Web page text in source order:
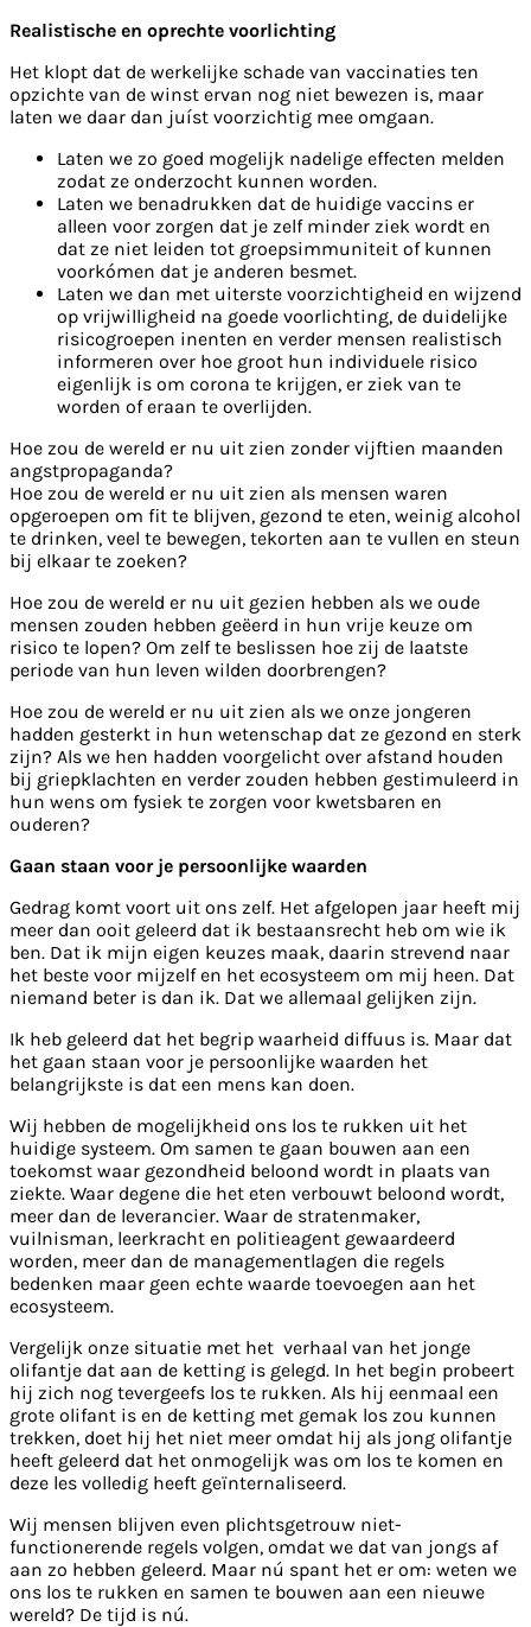
Realistische en oprechte voorlichting
Het klopt dat de werkelijke schade van vaccinaties ten
opzichte van de winst ervan nog niet bewezen is, maar
laten we daar dan juíst voorzichtig mee omgaan.
Laten we zo goed mogelijk nadelige effecten melden
zodat ze onderzocht kunnen worden.
Laten we benadrukken dat de huidige vaccins er
alleen voor zorgen dat je zelf minder ziek wordt en
dat ze niet leiden tot groepsimmuniteit of kunnen
voorkómen dat je anderen besmet.
Laten we dan met uiterste voorzichtigheid en wijzend
op vrijwilligheid na goede voorlichting, de duidelijke
risicogroepen inenten en verder mensen realistisch
informeren over hoe groot hun individuele risico
eigenlijk is om corona te krijgen, er ziek van te
worden of eraan te overlijden.
Hoe zou de wereld er nu uit zien zonder vijftien maanden
angstpropaganda?
Hoe zou de wereld er nu uit zien als mensen waren
opgeroepen om fit te blijven, gezond te eten, weinig alcohol
te drinken, veel te bewegen, tekorten aan te vullen en steun
bij elkaar te zoeken?
Hoe zou de wereld er nu uit gezien hebben als we oude
mensen zouden hebben geëerd in hun vrije keuze om
risico te lopen? Om zelf te beslissen hoe zij de laatste
periode van hun leven wilden doorbrengen?
Hoe zou de wereld er nu uit zien als we onze jongeren
hadden gesterkt in hun wetenschap dat ze gezond en sterk
zijn? Als we hen hadden voorgelicht over afstand houden
bij griepklachten en verder zouden hebben gestimuleerd in
hun wens om fysiek te zorgen voor kwetsbaren en
ouderen?
Gaan staan voor je persoonlijke waarden
Gedrag komt voort uit ons zelf. Het afgelopen jaar heeft mij
meer dan ooit geleerd dat ik bestaansrecht heb om wie ik
ben. Dat ik mijn eigen keuzes maak, daarin strevend naar
het beste voor mijzelf en het ecosysteem om mij heen. Dat
niemand beter is dan ik. Dat we allemaal gelijken zijn.
Ik heb geleerd dat het begrip waarheid diffuus is. Maar dat
het gaan staan voor je persoonlijke waarden het
belangrijkste is dat een mens kan doen.
Wij hebben de mogelijkheid ons los te rukken uit het
huidige systeem. Om samen te gaan bouwen aan een
toekomst waar gezondheid beloond wordt in plaats van
ziekte. Waar degene die het eten verbouwt beloond wordt,
meer dan de leverancier. Waar de stratenmaker,
vuilnisman, leerkracht en politieagent gewaardeerd
worden, meer dan de managementlagen die regels
bedenken maar geen echte waarde toevoegen aan het
ecosysteem.
Vergelijk onze situatie met het verhaal van het jonge
olifantje dat aan de ketting is gelegd. In het begin probeert
hij zich nog tevergeefs los te rukken. Als hij eenmaal een
grote olifant is en de ketting met gemak los zou kunnen
trekken, doet hij het niet meer omdat hij als jong olifantje
heeft geleerd dat het onmogelijk was om los te komen en
deze les volledig heeft geïnternaliseerd.
Wij mensen blijven even plichtsgetrouw niet-
functionerende regels volgen, omdat we dat van jongs af
aan zo hebben geleerd. Maar nú spant het er om: weten we
ons los te rukken en samen te bouwen aan een nieuwe
wereld? De tijd is nú.